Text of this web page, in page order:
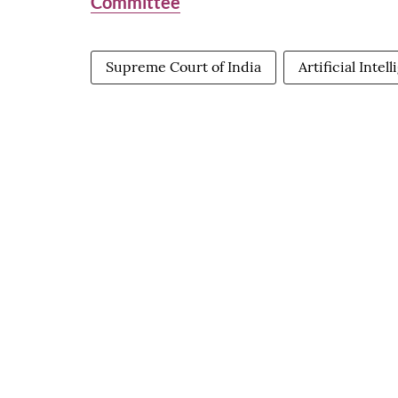
Supreme Court of India Artificial